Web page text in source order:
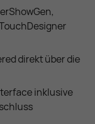
direkt über die
inklusive